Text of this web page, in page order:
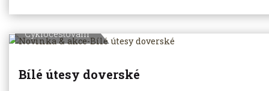
Cyklocestování
Bílé útesy doverské